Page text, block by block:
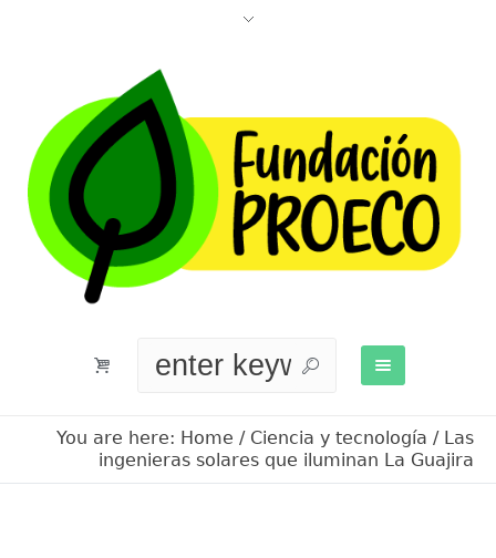
You are here: Home / Ciencia y tecnología / Las
ingenieras solares que iluminan La Guajira